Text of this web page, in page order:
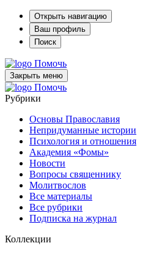
Открыть навигацию
Ваш профиль
Поиск
Помочь
Закрыть меню
Помочь
Рубрики
Основы Православия
Непридуманные истории
Психология и отношения
Академия «Фомы»
Новости
Вопросы священнику
Молитвослов
Все материалы
Все рубрики
Подписка на журнал
Коллекции